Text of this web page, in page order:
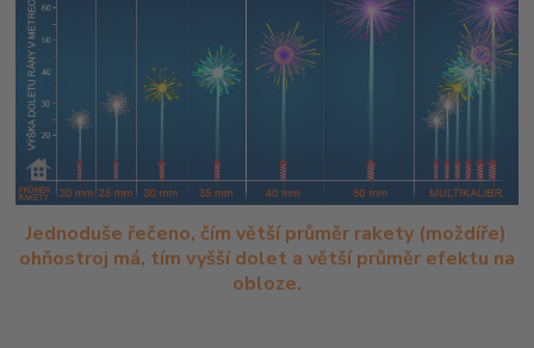
Jednoduše řečeno, čím větší průměr rakety (moždíře)
ohňostroj má, tím vyšší dolet a větší průměr efektu na
obloze.